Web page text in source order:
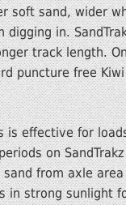
soft sand, wider
digging in.
track length.
puncture free
is effective for
on
from axle
in strong sunlight